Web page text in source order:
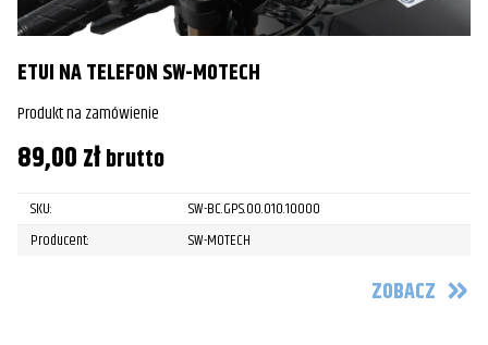
ETUI NA TELEFON SW-MOTECH
Produkt na zamówienie
89,00złbrutto
SKU:
SW-BC.GPS.00.010.10000
Producent:
SW-MOTECH
ZOBACZ